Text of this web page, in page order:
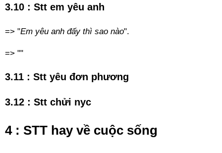
3.10 : Stt em yêu anh
=> "Em yêu anh đấy thì sao nào".
=> ""
3.11 : Stt yêu đơn phương
3.12 : Stt chửi nyc
4 : STT hay về cuộc sống